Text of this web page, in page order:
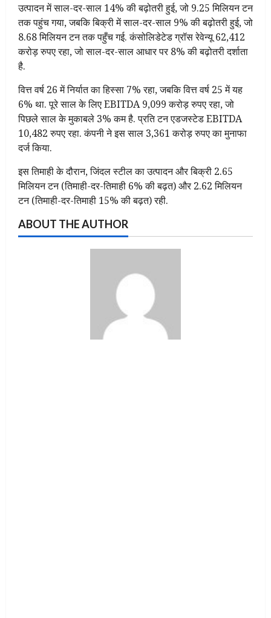
उत्पादन में साल-दर-साल 14% की बढ़ोतरी हुई, जो 9.25 मिलियन टन
तक पहुंच गया, जबकि बिक्री में साल-दर-साल 9% की बढ़ोतरी हुई, जो
8.68 मिलियन टन तक पहुँच गई. कंसोलिडेटेड ग्रॉस रेवेन्यू 62,412
करोड़ रुपए रहा, जो साल-दर-साल आधार पर 8% की बढ़ोतरी दर्शाता
है.
वित्त वर्ष 26 में निर्यात का हिस्सा 7% रहा, जबकि वित्त वर्ष 25 में यह
6% था. पूरे साल के लिए EBITDA 9,099 करोड़ रुपए रहा, जो
पिछले साल के मुकाबले 3% कम है. प्रति टन एडजस्टेड EBITDA
10,482 रुपए रहा. कंपनी ने इस साल 3,361 करोड़ रुपए का मुनाफा
दर्ज किया.
इस तिमाही के दौरान, जिंदल स्टील का उत्पादन और बिक्री 2.65
मिलियन टन (तिमाही-दर-तिमाही 6% की बढ़त) और 2.62 मिलियन
टन (तिमाही-दर-तिमाही 15% की बढ़त) रही.
ABOUT THE AUTHOR